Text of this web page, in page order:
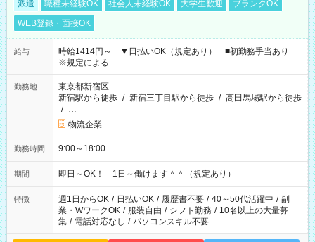
派遣 職種未経験OK 社会人未経験OK 大学生歓迎
ブランクOK
WEB登録・面接OK
給与
時給1414円～ ▼日払いOK（規定あり） ■初勤務手当あり
※規定による
勤務地
東京都新宿区
新宿駅から徒歩 / 新宿三丁目駅から徒歩 / 高田馬場駅から徒歩
/ …
物流企業
勤務時間 9:00～18:00
期間 即日～OK！ 1日～働けます＾＾（規定あり）
特徴 週1日からOK / 日払いOK / 履歴書不要 / 40～50代活躍中 / 副
業・WワークOK / 服装自由 / シフト勤務 / 10名以上の大量募
集 / 電話対応なし / パソコンスキル不要